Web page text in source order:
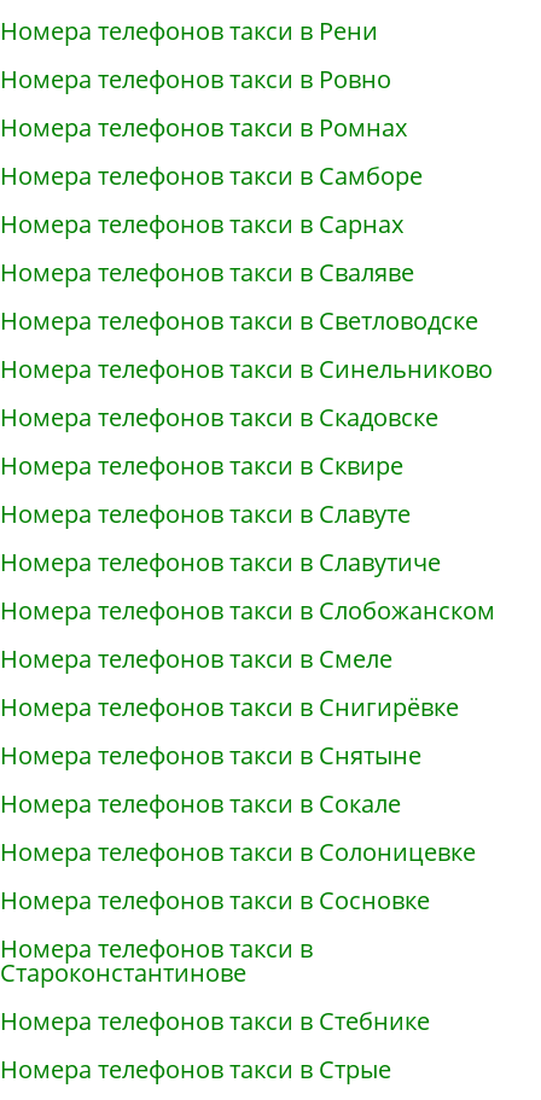
Номера телефонов такси в Рени
Номера телефонов такси в Ровно
Номера телефонов такси в Ромнах
Номера телефонов такси в Самборе
Номера телефонов такси в Сарнах
Номера телефонов такси в Сваляве
Номера телефонов такси в Светловодске
Номера телефонов такси в Синельниково
Номера телефонов такси в Скадовске
Номера телефонов такси в Сквире
Номера телефонов такси в Славуте
Номера телефонов такси в Славутиче
Номера телефонов такси в Слобожанском
Номера телефонов такси в Смеле
Номера телефонов такси в Снигирёвке
Номера телефонов такси в Снятыне
Номера телефонов такси в Сокале
Номера телефонов такси в Солоницевке
Номера телефонов такси в Сосновке
Номера телефонов такси в
Староконстантинове
Номера телефонов такси в Стебнике
Номера телефонов такси в Стрые